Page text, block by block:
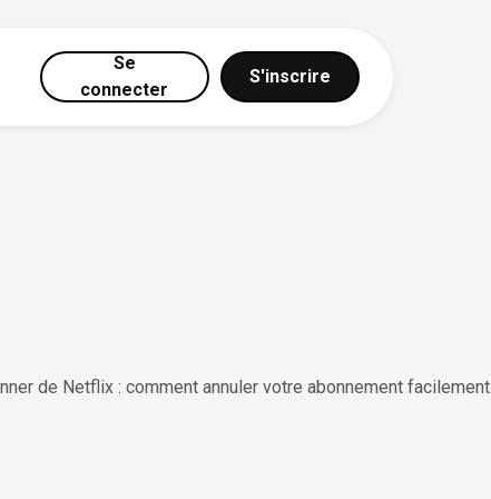
Se
connecter
S'inscrire
de Netflix : comment annuler votre abonnement facilement